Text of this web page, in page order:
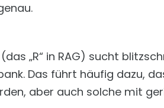
„R“ in RAG) sucht
Das führt häufig dazu,
aber auch solche mit